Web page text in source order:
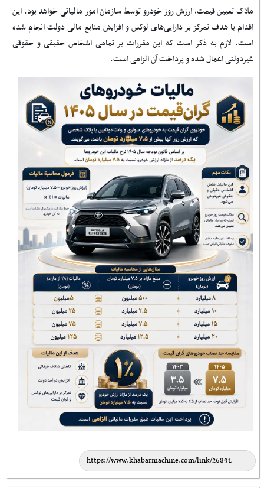
ملاک تعیین قیمت، ارزش روز خودرو توسط سازمان امور مالیاتی خواهد بود. این
اقدام با هدف تمرکز بر دارایی‌های لوکس و افزایش منابع مالی دولت انجام شده
است. لازم به ذکر است که این مقررات بر تمامی اشخاص حقیقی و حقوقی
غیردولتی اعمال شده و پرداخت آن الزامی است.